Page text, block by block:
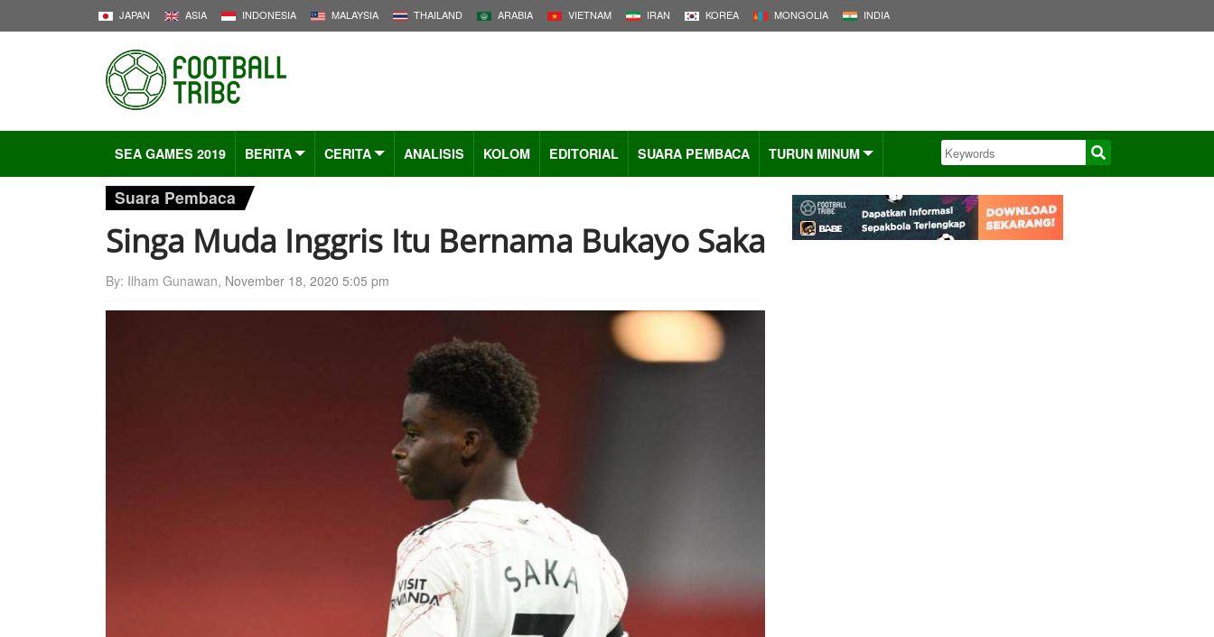
JAPAN ASIA INDONESIA MALAYSIA THAILAND ARABIA VIETNAM IRAN KOREA MONGOLIA INDIA
SEA GAMES 2019 BERITA CERITA ANALISIS KOLOM EDITORIAL SUARA PEMBACA TURUN MINUM
Suara Pembaca
Singa Muda Inggris Itu Bernama Bukayo Saka
By: Ilham Gunawan, November 18, 2020 5:05 pm